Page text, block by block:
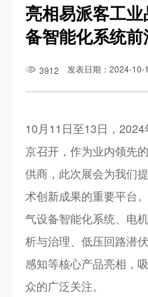
亮相易派客工
备智能化系统
3912 发表日期：2024-10-
10月11日至13日，
京召开，作为业内领先
供商，此次展会为我们
术创新成果的重要平台
气设备智能化系统、电
析与治理、低压回路潜
感知等核心产品亮相，
众的广泛关注。